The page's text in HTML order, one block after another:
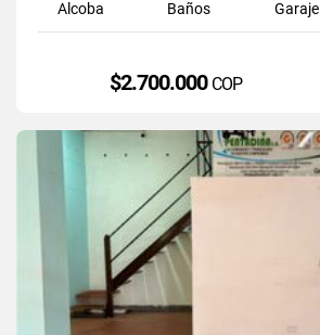
Alcoba Baños Garaje
$2.700.000 COP